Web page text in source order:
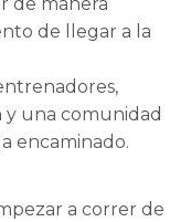
de llegar a la
y una comunidad
encaminado.
a correr de